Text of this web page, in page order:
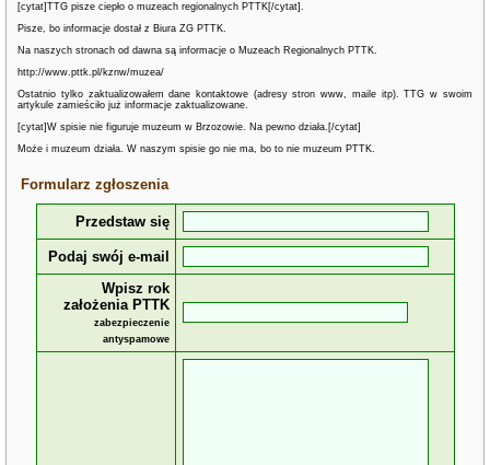
[cytat]TTG pisze ciepło o muzeach regionalnych PTTK[/cytat].
Pisze, bo informacje dostał z Biura ZG PTTK.
Na naszych stronach od dawna są informacje o Muzeach Regionalnych PTTK.
http://www.pttk.pl/kznw/muzea/
Ostatnio tylko zaktualizowałem dane kontaktowe (adresy stron www, maile itp). TTG w swoim
artykule zamieściło już informacje zaktualizowane.
[cytat]W spisie nie figuruje muzeum w Brzozowie. Na pewno działa.[/cytat]
Może i muzeum działa. W naszym spisie go nie ma, bo to nie muzeum PTTK.
Formularz zgłoszenia
Przedstaw się
Podaj swój e-mail
Wpisz rok
założenia PTTK
zabezpieczenie
antyspamowe